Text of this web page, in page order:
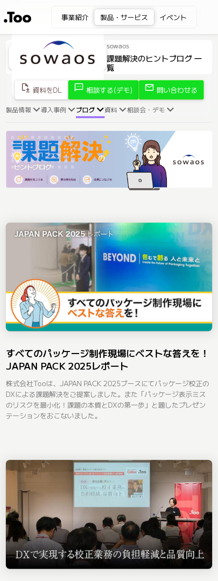
事業紹介 製品・サービス イベント
sowaos
課題解決のヒントブログ 一
覧
file_save 資料をDL sms 相談する(デモ) mail 問い合わせる
製品情報 導入事例 ブログ 資料 相談会・デモ
すべてのパッケージ制作現場にベストな答えを！
JAPAN PACK 2025レポート
株式会社Tooは、JAPAN PACK 2025ブースにてパッケージ校正の
DXによる課題解決をご提案しました。また「パッケージ表示ミス
のリスクを最小化！課題の本質とDXの第一歩」と題したプレゼン
テーションをおこないました。